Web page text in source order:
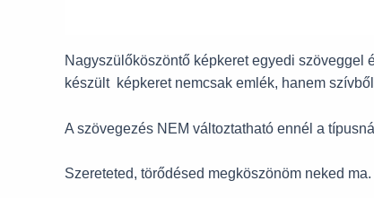
Nagyszülőköszöntő képkeret egyedi szöveggel
készült képkeret nemcsak emlék, hanem
A szövegezés NEM változtatható ennél a
Szereteted, törődésed megköszönöm neked ma.